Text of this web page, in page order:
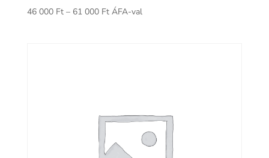
46 000 Ft – 61 000 FtÁrtartomány:
ÁFA-val